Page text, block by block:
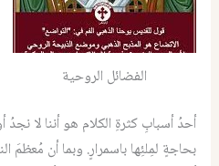
الفضائل الروحية
أحدُ أسبابِ كثرةِ الكلام هو أننا لا
بحاجةٍ لمِلئِها باسمرارٍ. وبما أن مُعظمَ